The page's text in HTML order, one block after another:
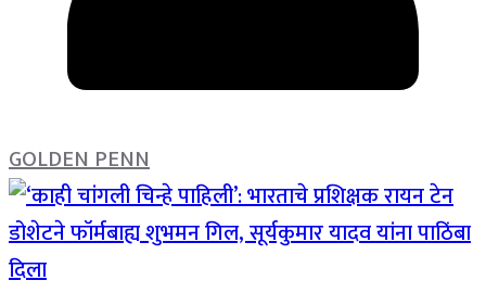
GOLDEN PENN